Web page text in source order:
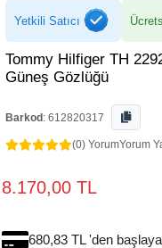
Yetkili Satıcı
Tommy Hilfiger TH
Güneş Gözlüğü
Barkod : 612820317
(0) YorumYorum
8.170,00 TL
680,83 TL 'den